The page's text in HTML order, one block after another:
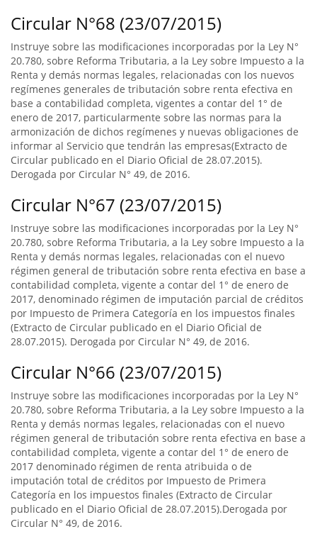
Circular N°68 (23/07/2015)
Instruye sobre las modificaciones incorporadas por la Ley N°
20.780, sobre Reforma Tributaria, a la Ley sobre Impuesto a la
Renta y demás normas legales, relacionadas con los nuevos
regímenes generales de tributación sobre renta efectiva en
base a contabilidad completa, vigentes a contar del 1° de
enero de 2017, particularmente sobre las normas para la
armonización de dichos regímenes y nuevas obligaciones de
informar al Servicio que tendrán las empresas(Extracto de
Circular publicado en el Diario Oficial de 28.07.2015).
Derogada por Circular N° 49, de 2016.
Circular N°67 (23/07/2015)
Instruye sobre las modificaciones incorporadas por la Ley N°
20.780, sobre Reforma Tributaria, a la Ley sobre Impuesto a la
Renta y demás normas legales, relacionadas con el nuevo
régimen general de tributación sobre renta efectiva en base a
contabilidad completa, vigente a contar del 1° de enero de
2017, denominado régimen de imputación parcial de créditos
por Impuesto de Primera Categoría en los impuestos finales
(Extracto de Circular publicado en el Diario Oficial de
28.07.2015). Derogada por Circular N° 49, de 2016.
Circular N°66 (23/07/2015)
Instruye sobre las modificaciones incorporadas por la Ley N°
20.780, sobre Reforma Tributaria, a la Ley sobre Impuesto a la
Renta y demás normas legales, relacionadas con el nuevo
régimen general de tributación sobre renta efectiva en base a
contabilidad completa, vigente a contar del 1° de enero de
2017 denominado régimen de renta atribuida o de
imputación total de créditos por Impuesto de Primera
Categoría en los impuestos finales (Extracto de Circular
publicado en el Diario Oficial de 28.07.2015).Derogada por
Circular N° 49, de 2016.